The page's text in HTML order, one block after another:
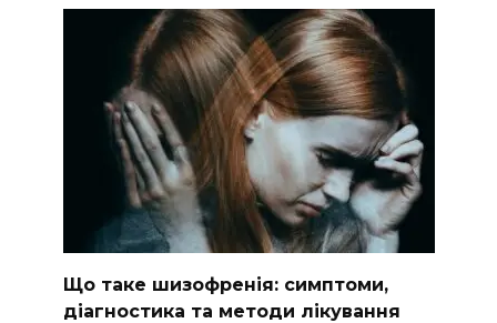
Що таке шизофренія: симптоми,
діагностика та методи лікування